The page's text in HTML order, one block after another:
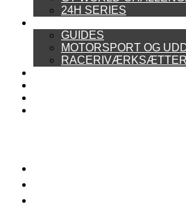
24H SERIES
GUIDES
MOTORSPORT OG